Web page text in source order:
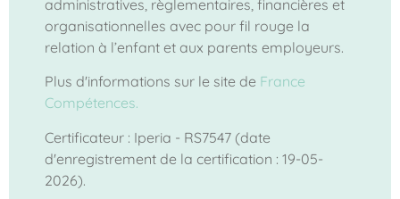
administratives, règlementaires, financières et
organisationnelles avec pour fil rouge la
relation à l’enfant et aux parents employeurs.
Plus d'informations sur le site de France
Compétences.
Certificateur : Iperia - RS7547 (date
d'enregistrement de la certification : 19-05-
2026).